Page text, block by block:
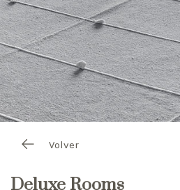
Volver
Deluxe Rooms